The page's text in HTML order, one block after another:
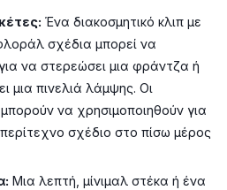
Ένα διακοσμητικό κλιπ με
σχέδια μπορεί να
να στερεώσει μια φράντζα ή
μια πινελιά λάμψης. Οι
να χρησιμοποιηθούν για
σχέδιο στο πίσω μέρος
Μια λεπτή, μίνιμαλ στέκα ή ένα